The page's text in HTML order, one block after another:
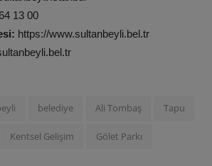
13 00
https://www.sultanbeyli.bel.tr
belediye Ali Tombaş Tapu
Kentsel Gelişim Gölet Parkı